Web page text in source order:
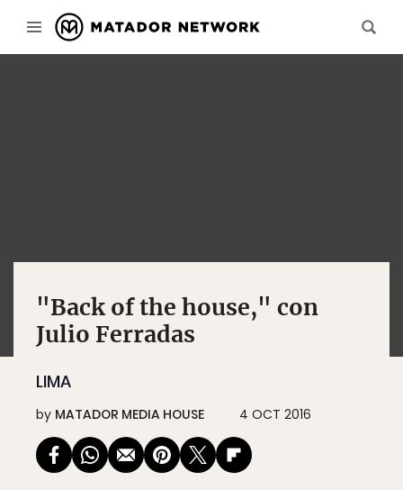
"Back of the house," con
Julio Ferradas
LIMA
by MATADOR MEDIA HOUSE 4 OCT 2016